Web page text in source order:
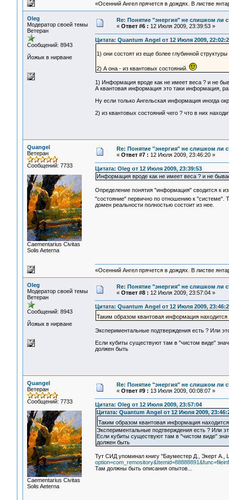
«Осенний Ангел прячется в дождях. В листве
Oleg
Модератор своей темы
Ветеран
Сообщений: 8943
Йожык в нирване
Re: Понятие "энергия" не слишком ли
« Ответ #6 : 12 Июля 2009, 23:39:53 »
Цитата: Quantum Angel от 12 Июля 2009,
1) они состоят из еще более глубинной
2) А она - из квантовых состояний.
1) Информация вроде как не имеет веса ? и не
А квантовая информация это таки информация,
Ну если только Ангельская информация иногда
2) из квантовых состояний чего ? что в них
Quangel
Ветеран
Сообщений: 7733
Сaementarius Civitas
Solis Aeterna
Re: Понятие "энергия" не слишком ли
« Ответ #7 : 12 Июля 2009, 23:46:20 »
Цитата: Oleg от 12 Июля 2009, 23:39:53
Информация вроде как не имеет веса ? и не
Определение понятия "информация" сводится к
"состояние" первично по отношению к
домен реальности полностью состоит из нее.
«Осенний Ангел прячется в дождях. В листве
Oleg
Модератор своей темы
Ветеран
Сообщений: 8943
Йожык в нирване
Re: Понятие "энергия" не слишком ли
« Ответ #8 : 12 Июля 2009, 23:57:04 »
Цитата: Quantum Angel от 12 Июля 2009,
Таким образом квантовая информация
Экспериментальные подтверждения есть ? Или
Если кубиты существуют там в "чистом виде"
должен быть
Quangel
Ветеран
Сообщений: 7733
Сaementarius Civitas
Solis Aeterna
Re: Понятие "энергия" не слишком ли
« Ответ #9 : 13 Июля 2009, 00:08:07 »
Цитата: Oleg от 12 Июля 2009, 23:57:04
Цитата: Quantum Angel от 12 Июля 2009,
Таким образом квантовая информация
Экспериментальные подтверждения есть ? Или
Если кубиты существуют там в "чистом виде"
должен быть
Тут СИД упоминал книгу "Бауместер Д., Экерт А.,
Там должны быть описания опытов...